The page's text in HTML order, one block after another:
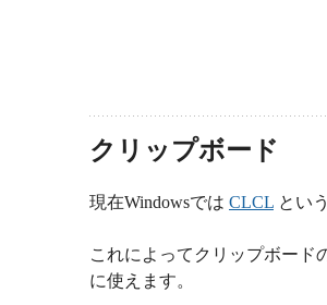
クリップボード
現在Windowsでは CLCL とい
これによってクリップボード
に使えます。